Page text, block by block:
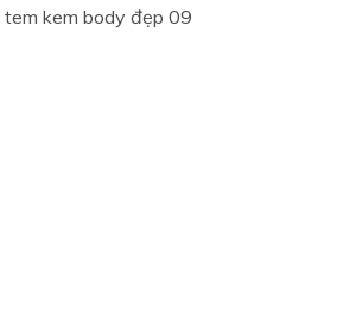
tem kem body đẹp 09